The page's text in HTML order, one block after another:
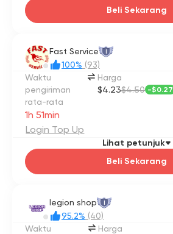
Beli Sekarang
Fast Service I
100% (93)
Waktu
pengiriman
rata-rata
1h 51min
Login Top Up
Harga
$4.23$4.50 -$0.27
Beli Sekarang
Lihat petunjuk
legion shop I
95.2% (40)
Waktu
Harga